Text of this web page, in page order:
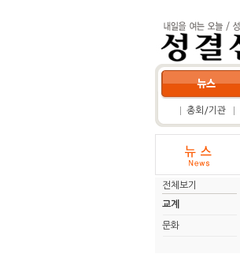
총회/기관
전체보기
교계
문화